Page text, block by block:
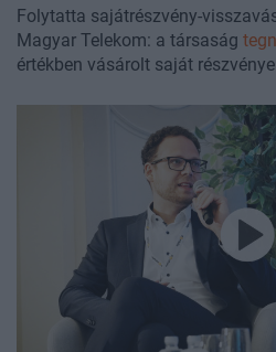
Folytatta sajátrészvény-
Magyar Telekom: a társaság
értékben vásárolt saját
megközelíti a 32 milliárd forintot.